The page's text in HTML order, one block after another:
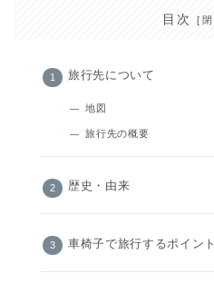
目次
旅行先について
地図
旅行先の概要
歴史・由来
車椅子で旅行するポイント